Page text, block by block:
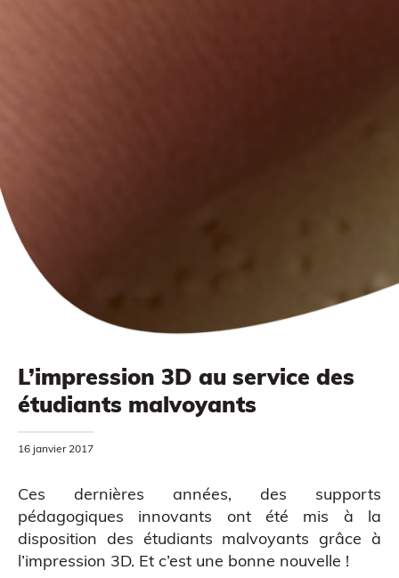
L’impression 3D au service des
étudiants malvoyants
16 janvier 2017
Ces dernières années, des supports
pédagogiques innovants ont été mis à la
disposition des étudiants malvoyants grâce à
l’impression 3D. Et c’est une bonne nouvelle !